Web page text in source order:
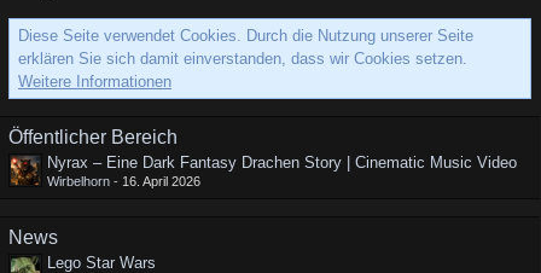
Diese Seite verwendet Cookies. Durch die Nutzung unserer Seite
erklären Sie sich damit einverstanden, dass wir Cookies setzen.
Weitere Informationen
Öffentlicher Bereich
Nyrax – Eine Dark Fantasy Drachen Story | Cinematic Music Video
Wirbelhorn - 16. April 2026
News
Lego Star Wars